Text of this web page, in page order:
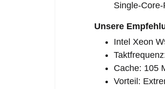
Single-
Unsere
Intel Xeon
Cache: 105
Vorteil: